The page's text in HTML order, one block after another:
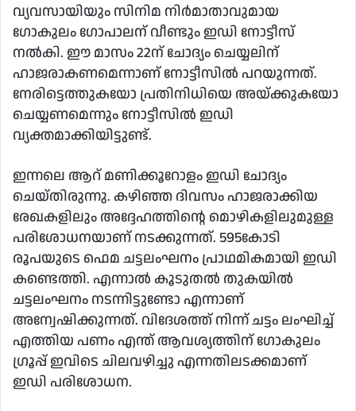
വ്യവസായിയും സിനിമ നിര്‍മാതാവുമായ
ഗോകുലം ഗോപാലന് വീണ്ടും ഇഡി നോട്ടീസ്
നല്‍കി. ഈ മാസം 22ന് ചോദ്യം ചെയ്യലിന്
ഹാജരാകണമെന്നാണ് നോട്ടീസില്‍ പറയുന്നത്.
നേരിട്ടെത്തുകയോ പ്രതിനിധിയെ അയ്ക്കുകയോ
ചെയ്യണമെന്നും നോട്ടീസില്‍ ഇഡി
വ്യക്തമാക്കിയിട്ടുണ്ട്.
ഇന്നലെ ആറ് മണിക്കൂറോളം ഇഡി ചോദ്യം
ചെയ്തിരുന്നു. കഴിഞ്ഞ ദിവസം ഹാജരാക്കിയ
രേഖകളിലും അദ്ദേഹത്തിന്റെ മൊഴികളിലുമുള്ള
പരിശോധനയാണ് നടക്കുന്നത്. 595കോടി
രൂപയുടെ ഫെമ ചട്ടലംഘനം പ്രാഥമികമായി ഇഡി
കണ്ടെത്തി. എന്നാല്‍ കൂടുതല്‍ തുകയില്‍
ചട്ടലംഘനം നടന്നിട്ടുണ്ടോ എന്നാണ്
അന്വേഷിക്കുന്നത്. വിദേശത്ത് നിന്ന് ചട്ടം ലംഘിച്ച്
എത്തിയ പണം എന്ത് ആവശ്യത്തിന് ഗോകുലം
ഗ്രൂപ്പ് ഇവിടെ ചിലവഴിച്ചു എന്നതിലടക്കമാണ്
ഇഡി പരിശോധന.